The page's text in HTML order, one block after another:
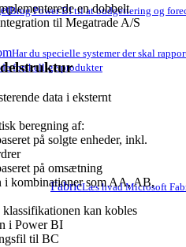
Brug Power BI til at budgettering og
Har du specielle systemer der skal
forskellige produkter
FabricLæs hvad Microsoft
en dobbelt
til Megatrade A/S
data i eksternt
beregning af:
på solgte enheder, inkl.
på omsætning
i kombinationer som AA, AB,
kan kobles
i Power BI
til BC